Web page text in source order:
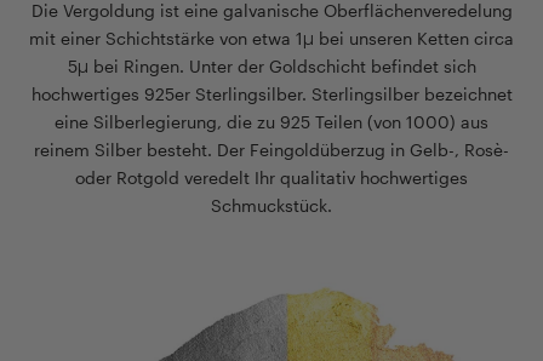
Die Vergoldung ist eine galvanische Oberflächenveredelung
mit einer Schichtstärke von etwa 1µ bei unseren Ketten circa
5µ bei Ringen. Unter der Goldschicht befindet sich
hochwertiges 925er Sterlingsilber. Sterlingsilber bezeichnet
eine Silberlegierung, die zu 925 Teilen (von 1000) aus
reinem Silber besteht. Der Feingoldüberzug in Gelb-, Rosè-
oder Rotgold veredelt Ihr qualitativ hochwertiges
Schmuckstück.